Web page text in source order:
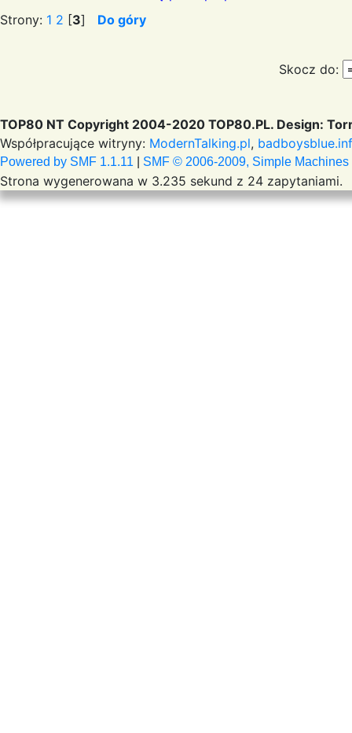
Strony: 1 2 [3] Do góry
Skocz do:
TOP80 NT Copyright 2004-2020 TOP80.PL. Design:
Współpracujące witryny: ModernTalking.pl,
Powered by SMF 1.1.11 SMF © 2006-2009, Simple Machines
Strona wygenerowana w 3.235 sekund z 24 zapytaniami.